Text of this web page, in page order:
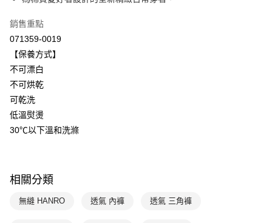
付款後全家取貨$888免運-以PackAge+配客嘉循環箱包裝寄出
付款後萊爾富取貨
每筆NT$90，滿NT$1,000(含以上)免運費
每筆NT$90，滿NT$1,000(含以上)免運費
銷售重點
071359-0019
【保養方式】
不可漂白
不可烘乾
可乾洗
低溫熨燙
30℃以下溫和洗滌
相關分類
無縫 HANRO 透氣 內褲 透氣 三角褲